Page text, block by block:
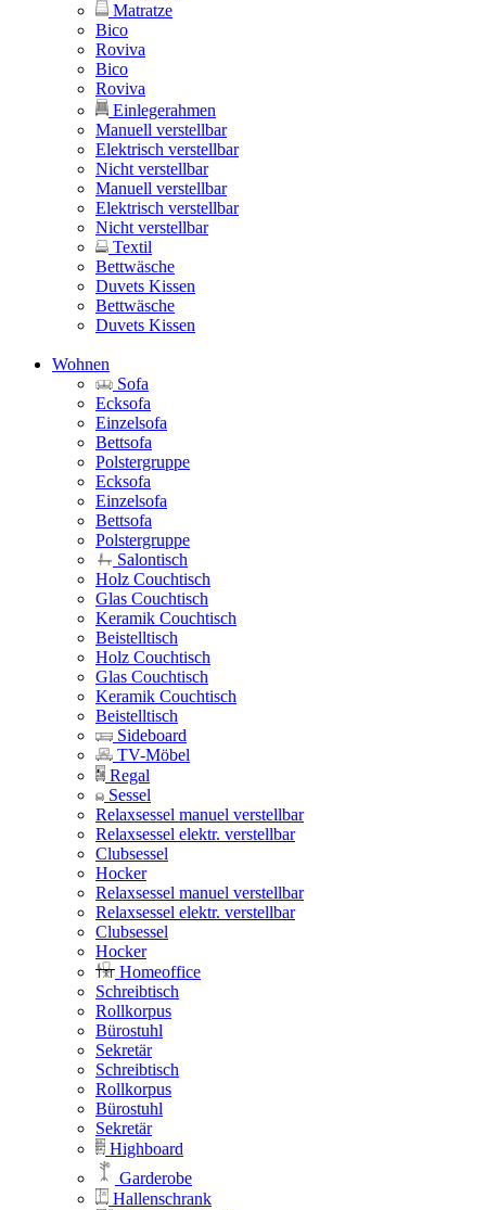
Matratze
Bico
Roviva
Bico
Roviva
Einlegerahmen
Manuell verstellbar
Elektrisch verstellbar
Nicht verstellbar
Manuell verstellbar
Elektrisch verstellbar
Nicht verstellbar
Textil
Bettwäsche
Duvets Kissen
Bettwäsche
Duvets Kissen
Wohnen
Sofa
Ecksofa
Einzelsofa
Bettsofa
Polstergruppe
Ecksofa
Einzelsofa
Bettsofa
Polstergruppe
Salontisch
Holz Couchtisch
Glas Couchtisch
Keramik Couchtisch
Beistelltisch
Holz Couchtisch
Glas Couchtisch
Keramik Couchtisch
Beistelltisch
Sideboard
TV-Möbel
Regal
Sessel
Relaxsessel manuel verstellbar
Relaxsessel elektr. verstellbar
Clubsessel
Hocker
Relaxsessel manuel verstellbar
Relaxsessel elektr. verstellbar
Clubsessel
Hocker
Homeoffice
Schreibtisch
Rollkorpus
Bürostuhl
Sekretär
Schreibtisch
Rollkorpus
Bürostuhl
Sekretär
Highboard
Garderobe
Hallenschrank